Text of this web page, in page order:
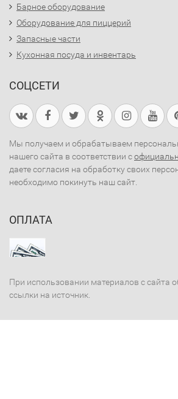
Барное оборудование
Оборудование для пиццерий
Запасные части
Кухонная посуда и инвентарь
СОЦСЕТИ
Мы получаем и обрабатываем
нашего сайта в соответствии с
даете согласия на обработку своих
необходимо покинуть наш сайт.
ОПЛАТА
При использовании материалов с сайта
ссылки на источник.